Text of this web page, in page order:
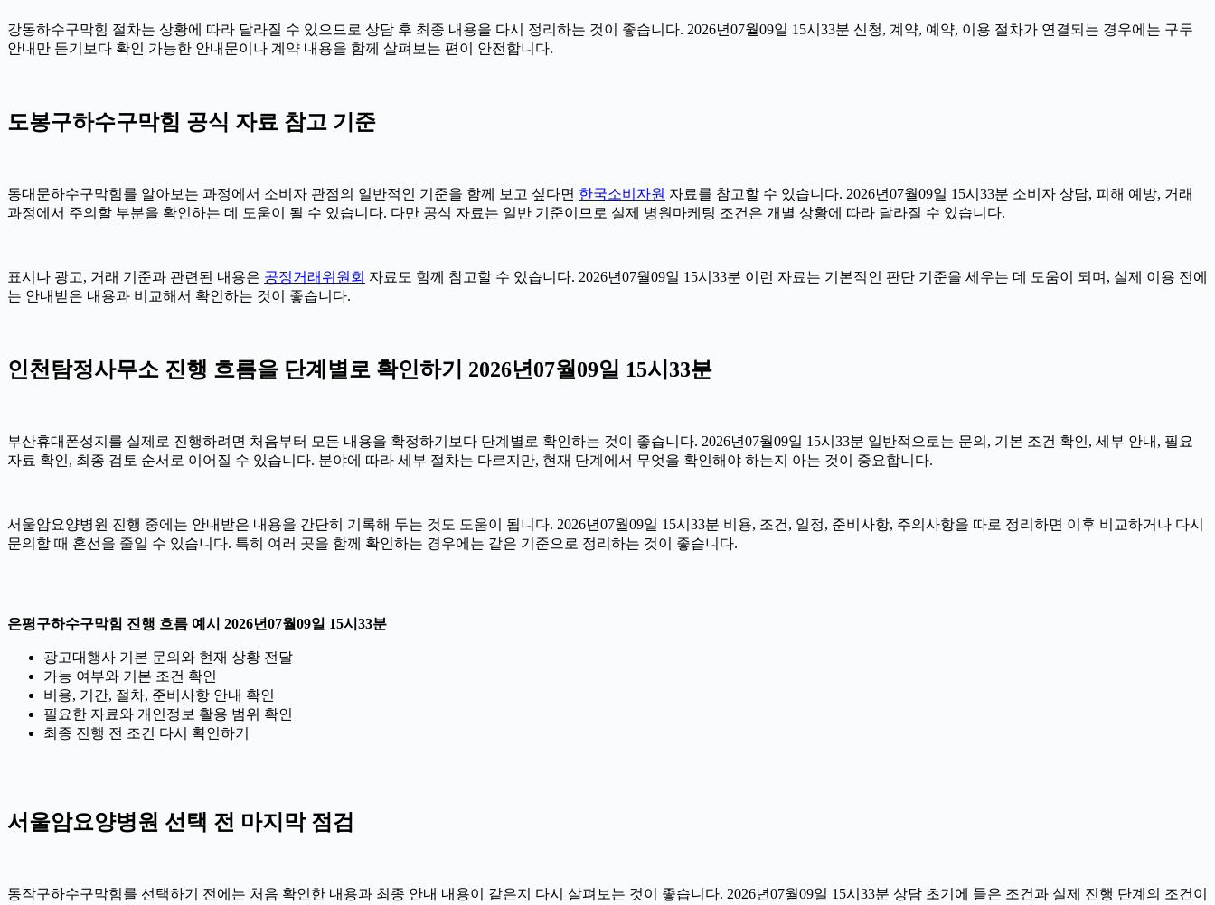
강동하수구막힘 절차는 상황에 따라 달라질 수 있으므로 상담 후 최종 내용을 다시 정리하는 것이 좋습니다. 2026년07월09일 15시33분 신청, 계약, 예약, 이용 절차가 연결되는 경우에는 구두
안내만 듣기보다 확인 가능한 안내문이나 계약 내용을 함께 살펴보는 편이 안전합니다.
도봉구하수구막힘 공식 자료 참고 기준
동대문하수구막힘를 알아보는 과정에서 소비자 관점의 일반적인 기준을 함께 보고 싶다면 한국소비자원 자료를 참고할 수 있습니다. 2026년07월09일 15시33분 소비자 상담, 피해 예방, 거래
과정에서 주의할 부분을 확인하는 데 도움이 될 수 있습니다. 다만 공식 자료는 일반 기준이므로 실제 병원마케팅 조건은 개별 상황에 따라 달라질 수 있습니다.
표시나 광고, 거래 기준과 관련된 내용은 공정거래위원회 자료도 함께 참고할 수 있습니다. 2026년07월09일 15시33분 이런 자료는 기본적인 판단 기준을 세우는 데 도움이 되며, 실제 이용 전에
는 안내받은 내용과 비교해서 확인하는 것이 좋습니다.
인천탐정사무소 진행 흐름을 단계별로 확인하기 2026년07월09일 15시33분
부산휴대폰성지를 실제로 진행하려면 처음부터 모든 내용을 확정하기보다 단계별로 확인하는 것이 좋습니다. 2026년07월09일 15시33분 일반적으로는 문의, 기본 조건 확인, 세부 안내, 필요
자료 확인, 최종 검토 순서로 이어질 수 있습니다. 분야에 따라 세부 절차는 다르지만, 현재 단계에서 무엇을 확인해야 하는지 아는 것이 중요합니다.
서울암요양병원 진행 중에는 안내받은 내용을 간단히 기록해 두는 것도 도움이 됩니다. 2026년07월09일 15시33분 비용, 조건, 일정, 준비사항, 주의사항을 따로 정리하면 이후 비교하거나 다시
문의할 때 혼선을 줄일 수 있습니다. 특히 여러 곳을 함께 확인하는 경우에는 같은 기준으로 정리하는 것이 좋습니다.
은평구하수구막힘 진행 흐름 예시 2026년07월09일 15시33분
광고대행사 기본 문의와 현재 상황 전달
가능 여부와 기본 조건 확인
비용, 기간, 절차, 준비사항 안내 확인
필요한 자료와 개인정보 활용 범위 확인
최종 진행 전 조건 다시 확인하기
서울암요양병원 선택 전 마지막 점검
동작구하수구막힘를 선택하기 전에는 처음 확인한 내용과 최종 안내 내용이 같은지 다시 살펴보는 것이 좋습니다. 2026년07월09일 15시33분 상담 초기에 들은 조건과 실제 진행 단계의 조건이